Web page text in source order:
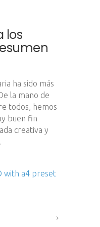
los
ha sido más
la mano de
todos, hemos
buen fin
creativa y